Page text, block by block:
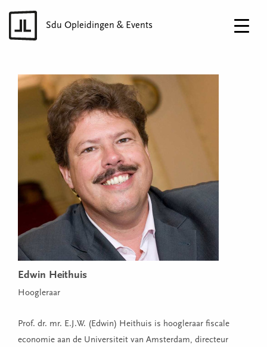
Sdu Opleidingen & Events
Edwin Heithuis
Hoogleraar
Prof. dr. mr. E.J.W. (Edwin) Heithuis is hoogleraar fiscale
economie aan de Universiteit van Amsterdam, directeur